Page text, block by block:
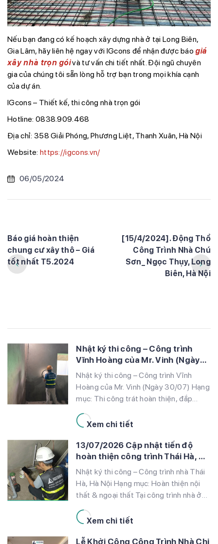
Nếu bạn đang có kế hoạch xây dựng nhà ở tại Long Biên,
Gia Lâm, hãy liên hệ ngay với IGcons để nhận được báo giá
xây nhà trọn góivà tư vấn chi tiết nhất. Đội ngũ chuyên
gia của chúng tôi sẵn lòng hỗ trợ bạn trong mọi khía cạnh
của dự án.
IGcons – Thiết kế, thi công nhà trọn gói
Hotline: 0838.909.468
Địa chỉ: 358 Giải Phóng, Phương Liệt, Thanh Xuân, Hà Nội
Website: https://igcons.vn/
06/05/2024
Báo giá hoàn thiện
chung cư xây thô – Giá
tốt nhất T5.2024
[15/4/2024]. Động Thổ
Công Trình Nhà Chú
Sơn_ Ngọc Thụy, Long
Biên, Hà Nội
Nhật ký thi công – Công trình
Vĩnh Hoàng của Mr. Vinh (Ngày
30/07)
Nhật ký thi công – Công trình Vĩnh
Hoàng của Mr. Vinh (Ngày 30/07) Hạng
mục: Thi công trát hoàn thiện, đắp
điện âm tường Tại công trình nhà Mr.
thành các hạng mục kết cấu thô và […]
Xem chi tiết
13/07/2026 Cập nhật tiến độ
hoàn thiện công trình Thái Hà, Hà
Nội
Nhật ký thi công – Công trình nhà Thái
Hà, Hà Nội Hạng mục: Hoàn thiện nội
thất & ngoại thất Tại công trình nhà ở
đang khẩn trương đẩy mạnh giai đoạn
thô, các hạng mục quan trọng […]
Xem chi tiết
Lễ Khởi Công Công Trình Nhà Chị